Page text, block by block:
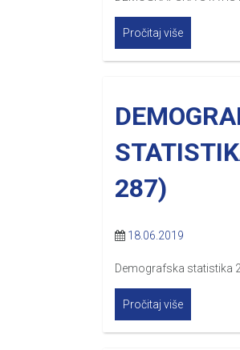
Pročitaj više
287)
18.06.2019
Demografska statistika
Pročitaj više